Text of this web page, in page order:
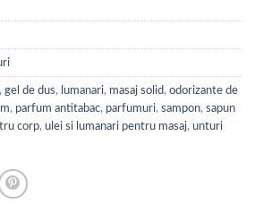
, gel de dus, lumanari, masaj solid, odorizante de
, parfum antitabac, parfumuri, sampon, sapun
corp, ulei si lumanari pentru masaj, unturi